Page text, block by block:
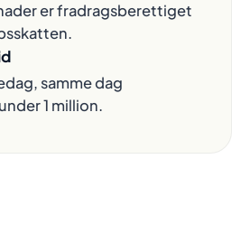
er fradragsberettiget
samme dag
1 million.